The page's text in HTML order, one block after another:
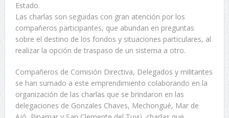
Estado.
Las charlas son seguidas con gran atención por los
compañeros participantes, que abundan en preguntas
sobre el destino de los fondos y situaciones particulares, al
realizar la opción de traspaso de un sistema a otro.
Compañeros de Comisión Directiva, Delegados y militantes
se han sumado a este emprendimiento colaborando en la
organización de las charlas que se brindaron en las
delegaciones de Gonzales Chaves, Mechongué, Mar de